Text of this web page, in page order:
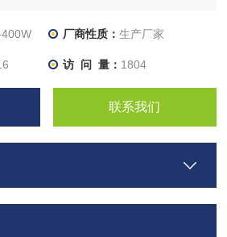
厂商性质： 生产厂家
访 问 量： 1804
联系我们